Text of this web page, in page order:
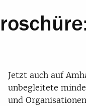
Jetzt auch auf
unbegleitete
und